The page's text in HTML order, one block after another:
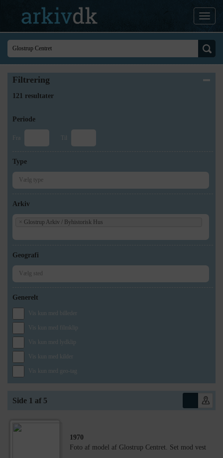
Filtrering
121 resultater
Periode
Fra Til
Type
Arkiv
× Glostrup Arkiv / Byhistorisk Hus
Geografi
Generelt
Vis kun med billeder
Vis kun med filmklip
Vis kun med lydklip
Vis kun med kilder
Vis kun med geo-tag
Side 1 af 5
1970
Foto af model af Glostrup Centret. Set mod vest